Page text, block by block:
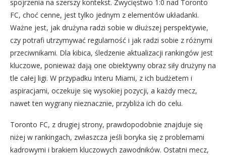
spojrzenia na szerszy kontekst. Zwycięstwo 1:0 nad Toronto
FC, choć cenne, jest tylko jednym z elementów układanki.
Ważne jest, jak drużyna radzi sobie w dłuższej perspektywie,
czy potrafi utrzymywać regularność i jak radzi sobie z różnymi
przeciwnikami. Dla kibica, śledzenie aktualizacji rankingów jest
kluczowe, ponieważ dają one obiektywny obraz siły drużyny na
tle całej ligi. W przypadku Interu Miami, z ich budżetem i
aspiracjami, oczekuje się wysokiej pozycji, a każdy mecz,
nawet ten wygrany nieznacznie, przybliża ich do celu.
Toronto FC, z drugiej strony, prawdopodobnie znajduje się
niżej w rankingach, zwłaszcza jeśli boryka się z problemami
kadrowymi i brakiem kluczowych zawodników. Ostatni mecz,